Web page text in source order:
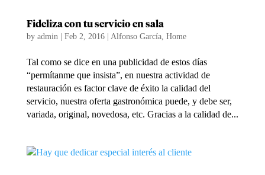
Fideliza con tu servicio en sala
by admin | Feb 2, 2016| Alfonso García, Home
Tal como se dice en una publicidad de estos días
“permítanme que insista”, en nuestra actividad de
restauración es factor clave de éxito la calidad del
servicio, nuestra oferta gastronómica puede, y debe ser,
variada, original, novedosa, etc. Gracias a la calidad de...